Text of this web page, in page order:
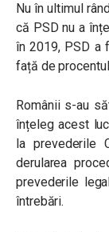
Nu în ultimul
că PSD nu a
în 2019, PSD a
față de
Românii s-au
înțeleg acest
la prevederile
derularea
prevederile
întrebări.